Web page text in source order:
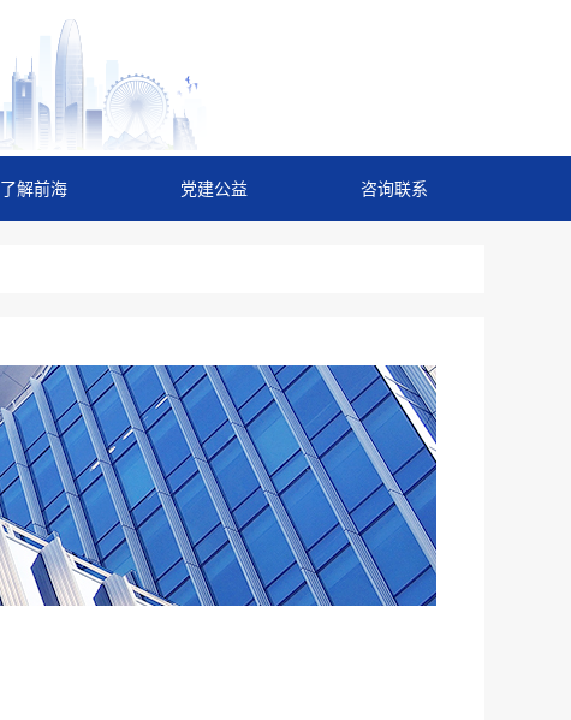
了解前海 党建公益 咨询联系